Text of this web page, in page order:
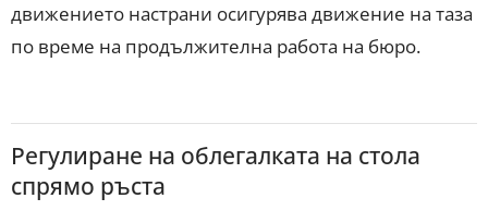
движението настрани осигурява движение на таза
по време на продължителна работа на бюро.
Регулиране на облегалката на стола
спрямо ръста